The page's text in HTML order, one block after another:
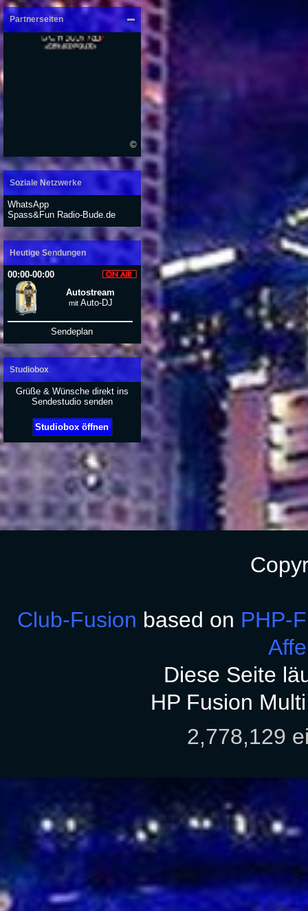
Partnerseiten
©
Soziale Netzwerke
WhatsApp
Spass&Fun Radio-Bude.de
Heutige Sendungen
00:00-00:00
Autostream
mit Auto-DJ
Sendeplan
Studiobox
Grüße & Wünsche direkt ins
Sendestudio senden
Studiobox öffnen
Club-Fusion based on PHP-
Diese Seite
HP Fusion
2,778,129